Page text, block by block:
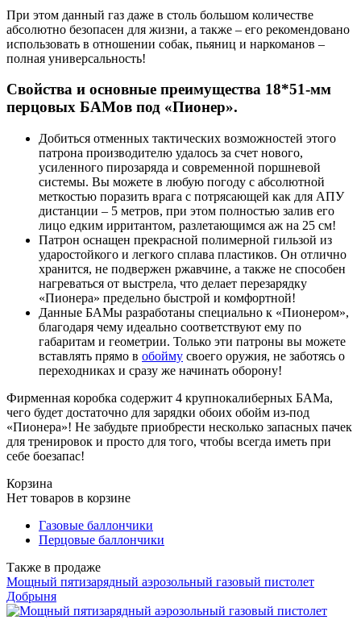
При этом данный газ даже в столь большом количестве
абсолютно безопасен для жизни, а также – его рекомендовано
использовать в отношении собак, пьяниц и наркоманов –
полная универсальность!
Свойства и основные преимущества 18*51-мм
перцовых БАМов под «Пионер».
Добиться отменных тактических возможностей этого
патрона производителю удалось за счет нового,
усиленного пирозаряда и современной поршневой
системы. Вы можете в любую погоду с абсолютной
меткостью поразить врага с потрясающей как для АПУ
дистанции – 5 метров, при этом полностью залив его
лицо едким ирритантом, разлетающимся аж на 25 см!
Патрон оснащен прекрасной полимерной гильзой из
ударостойкого и легкого сплава пластиков. Он отлично
хранится, не подвержен ржавчине, а также не способен
нагреваться от выстрела, что делает перезарядку
«Пионера» предельно быстрой и комфортной!
Данные БАМы разработаны специально к «Пионером»,
благодаря чему идеально соответствуют ему по
габаритам и геометрии. Только эти патроны вы можете
вставлять прямо в обойму своего оружия, не заботясь о
переходниках и сразу же начинать оборону!
Фирменная коробка содержит 4 крупнокалиберных БАМа,
чего будет достаточно для зарядки обоих обойм из-под
«Пионера»! Не забудьте приобрести несколько запасных пачек
для тренировок и просто для того, чтобы всегда иметь при
себе боезапас!
Корзина
Нет товаров в корзине
Газовые баллончики
Перцовые баллончики
Также в продаже
Мощный пятизарядный аэрозольный газовый пистолет
Добрыня